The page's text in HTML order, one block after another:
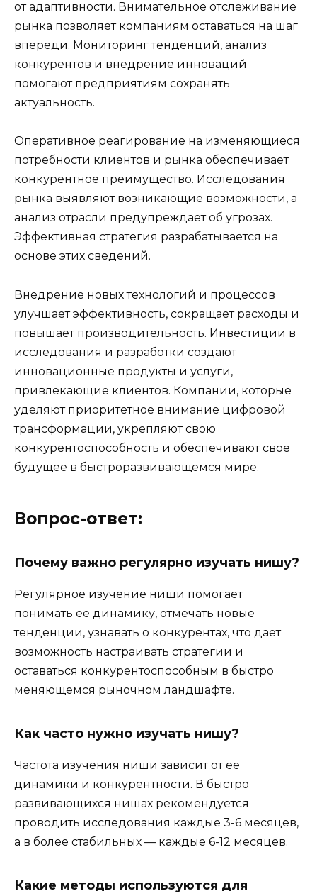
от адаптивности. Внимательное отслеживание
рынка позволяет компаниям оставаться на шаг
впереди. Мониторинг тенденций, анализ
конкурентов и внедрение инноваций
помогают предприятиям сохранять
актуальность.
Оперативное реагирование на изменяющиеся
потребности клиентов и рынка обеспечивает
конкурентное преимущество. Исследования
рынка выявляют возникающие возможности, а
анализ отрасли предупреждает об угрозах.
Эффективная стратегия разрабатывается на
основе этих сведений.
Внедрение новых технологий и процессов
улучшает эффективность, сокращает расходы и
повышает производительность. Инвестиции в
исследования и разработки создают
инновационные продукты и услуги,
привлекающие клиентов. Компании, которые
уделяют приоритетное внимание цифровой
трансформации, укрепляют свою
конкурентоспособность и обеспечивают свое
будущее в быстроразвивающемся мире.
Вопрос-ответ:
Почему важно регулярно изучать нишу?
Регулярное изучение ниши помогает
понимать ее динамику, отмечать новые
тенденции, узнавать о конкурентах, что дает
возможность настраивать стратегии и
оставаться конкурентоспособным в быстро
меняющемся рыночном ландшафте.
Как часто нужно изучать нишу?
Частота изучения ниши зависит от ее
динамики и конкурентности. В быстро
развивающихся нишах рекомендуется
проводить исследования каждые 3-6 месяцев,
а в более стабильных — каждые 6-12 месяцев.
Какие методы используются для